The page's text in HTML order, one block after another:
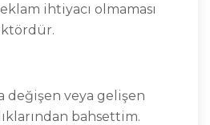
ihtiyacı olmaması
değişen veya gelişen
bahsettim.